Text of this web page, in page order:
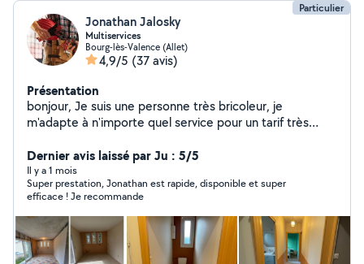
Particulier
Jonathan Jalosky
Multiservices
Bourg-lès-Valence (Allet)
4,9/5 (37 avis)
Présentation
bonjour, Je suis une personne très bricoleur, je
m'adapte à n'importe quel service pour un tarif très
Dernier avis laissé par Ju : 5/5
Il y a 1 mois
Super prestation, Jonathan est rapide, disponible et super
efficace ! Je recommande